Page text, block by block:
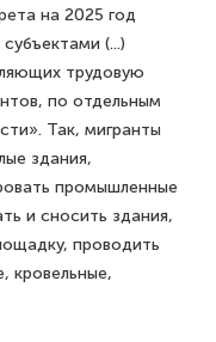
на 2025 год
(...)
трудовую
по отдельным
Так, мигранты
здания,
промышленные
и сносить здания,
проводить
кровельные,